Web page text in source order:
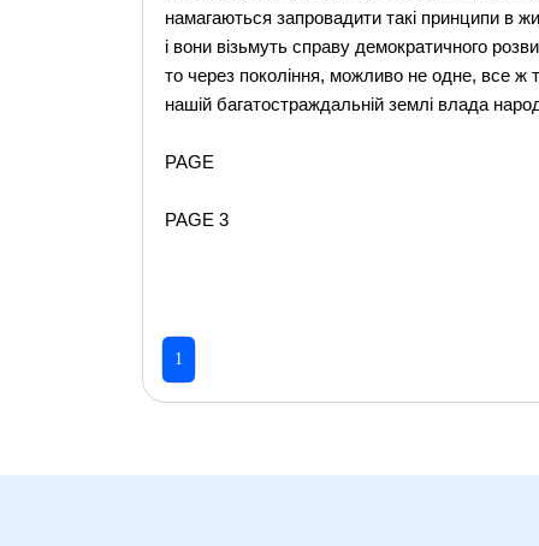
намагаються запровадити такі принципи в
і вони візьмуть справу демократичного
то через покоління, можливо не одне, все ж
нашій багатостраждальній землі влада
PAGE
PAGE 3
1